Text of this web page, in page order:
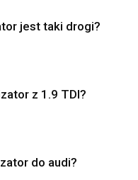
jest taki drogi?
z 1.9 TDI?
do audi?